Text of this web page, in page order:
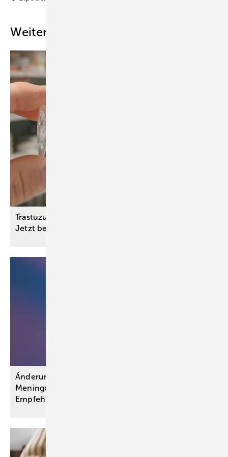
Weitere Inhalte
Trastuzumab deruxtecan bei Magenkarzinom:
Jetzt beträchtlicher
Änderungen bei Schutzimpfungen gegen
Meningokokken und Gürtelrose: STIKO-
Empfehlungen